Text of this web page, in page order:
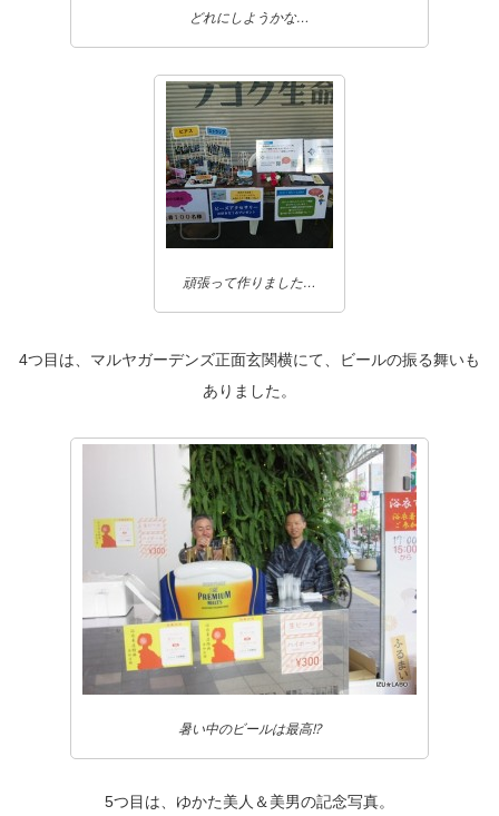
どれにしようかな…
頑張って作りました…
4つ目は、マルヤガーデンズ正面玄関横にて、ビールの振る舞いも
ありました。
暑い中のビールは最高⁉
5つ目は、ゆかた美人＆美男の記念写真。